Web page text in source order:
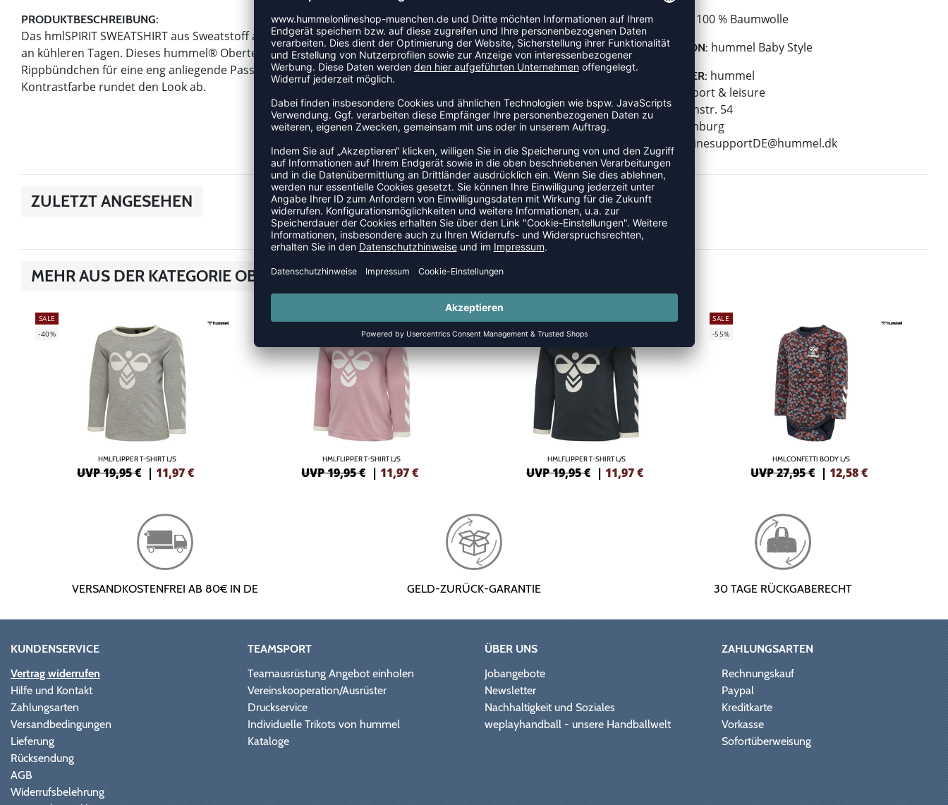
PRODUKTBESCHREIBUNG:
Das hmlSPIRIT SWEATSHIRT aus Sweatstoff aus Baumwolle mit Stretch ist eine praktische Lage zum Überziehen
an kühleren Tagen. Dieses hummel® Oberteil verfügt über einen Druckknopfverschluss an der Schulter und
Rippbündchen für eine eng anliegende Passform. Das große Bumblebee® Logo auf der Vorderseite in
Kontrastfarbe rundet den Look ab.
MATERIAL: 100 % Baumwolle
KOLLEKTION: hummel Baby Style
HERSTELLER: hummel
hummel sport & leisure
Leverkusenstr. 54
22761 Hamburg
E-Mail:
onlinesupportDE@hummel.dk
ZULETZT ANGESEHEN
MEHR AUS DER KATEGORIE OBERTEILE
SALE
-40%
HMLFLIPPER T-SHIRT L/S
UVP 19,95 € | 11,97€
SALE
HMLFLIPPER T-SHIRT L/S
UVP 19,95 € |11,97€
-40%
HMLFLIPPER T-SHIRT L/S
UVP 19,95 € | 11,97€
SALE
-55%
HMLCONFETTI BODY L/S
UVP 27,95 € |12,58€
VERSANDKOSTENFREI AB 80€ IN DE GELD-ZURÜCK-GARANTIE 30 TAGE RÜCKGABERECHT
KUNDENSERVICE
Vertrag widerrufen
Hilfe und Kontakt
Zahlungsarten
Versandbedingungen
Lieferung
Rücksendung
AGB
Widerrufsbelehrung
TEAMSPORT
Teamausrüstung Angebot einholen
Vereinskooperation/Ausrüster
Druckservice
Individuelle Trikots von hummel
Kataloge
ÜBER UNS
Jobangebote
Newsletter
Nachhaltigkeit und Soziales
weplayhandball - unsere Handballwelt
ZAHLUNGSARTEN
Rechnungskauf
Paypal
Kreditkarte
Vorkasse
Sofortüberweisung